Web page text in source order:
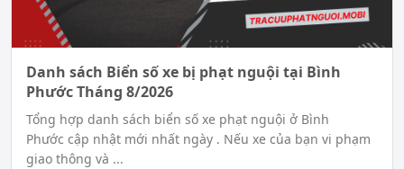
Danh sách Biển số xe bị phạt nguội tại Bình
Phước Tháng 8/2026
Tổng hợp danh sách biển số xe phạt nguội ở Bình
Phước cập nhật mới nhất ngày . Nếu xe của bạn vi phạm
giao thông và ...